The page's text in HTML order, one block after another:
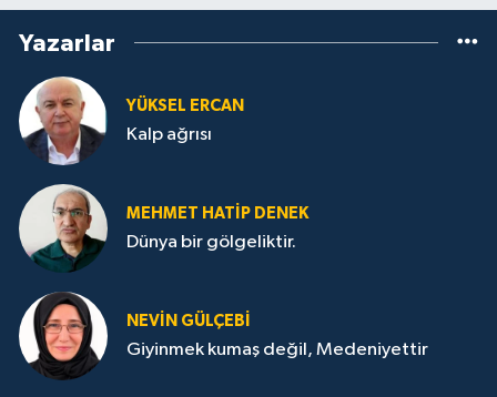
Yazarlar
YÜKSEL ERCAN
Kalp ağrısı
MEHMET HATİP DENEK
Dünya bir gölgeliktir.
NEVİN GÜLÇEBİ
Giyinmek kumaş değil, Medeniyettir